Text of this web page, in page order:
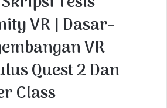
VR | Dasar-
VR
Quest 2 Dan
Class